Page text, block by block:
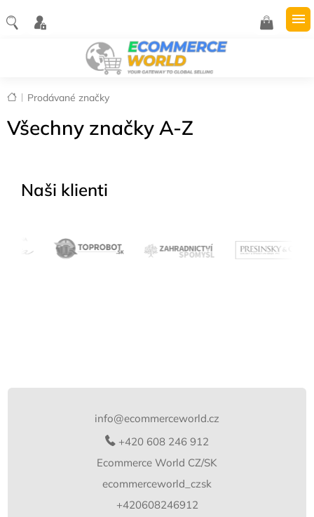
na
obsah
NÁKUPNÍ
Domů
Prodávané značky
Všechny značky A-Z
Naši klienti
info@ecommerceworld.cz
+420 608 246 912
Ecommerce World CZ/SK
ecommerceworld_czsk
+420608246912